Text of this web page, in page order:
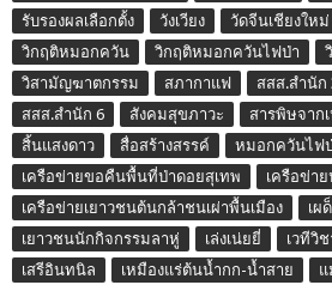
รับรองผลเลือกตั้ง
วังเวียง วัดจีนเชียงใหม่
วิกฤติหมอกควัน
วิกฤติหมอกควันไฟป่า
วิสามัญฆาตกรรม
สภากาแฟ สสส.สำนัก
สสส.สำนัก 6
สังคมสุขภาวะ
สารพิษจาก
สิ้นแสงดาว
สื่อสร้างสรรค์ หมอกควันไฟ
เครือข่ายขอคืนพื้นที่ป่าดอยสุเทพ
เครือข่า
เครือข่ายเยาวชนต้นกล้าชนเผ่าพื้นเมือง
เผ
เยาวชนนักกิจกรรมลาหู่
เล่งเน่ยยี่
เวทีวิ
เสรีอินทนิล
เหมืองแร่ต้นน้ำกก-น้ำสาย แ